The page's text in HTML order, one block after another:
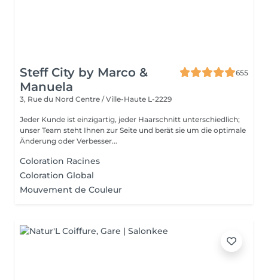
Steff City by Marco &
Manuela
655
3, Rue du Nord Centre / Ville-Haute L-2229
Jeder Kunde ist einzigartig, jeder Haarschnitt unterschiedlich;
unser Team steht Ihnen zur Seite und berät sie um die optimale
Änderung oder Verbesser...
Coloration Racines
Coloration Global
Mouvement de Couleur